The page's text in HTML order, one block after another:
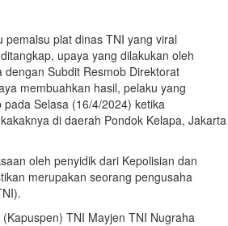
pemalsu plat dinas TNI yang viral
upaya yang dilakukan oleh
dengan Subdit Resmob Direktorat
membuahkan hasil, pelaku yang
Selasa (16/4/2024) ketika
di daerah Pondok Kelapa, Jakarta
oleh penyidik dari Kepolisian dan
merupakan seorang pengusaha
TNI Mayjen TNI Nugraha